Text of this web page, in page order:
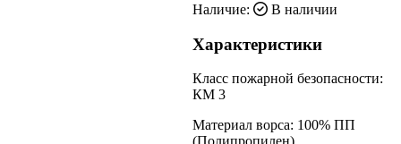
Наличие:
В наличии
Характеристики
Класс пожарной безопасности:
КМ 3
Материал ворса: 100% ПП